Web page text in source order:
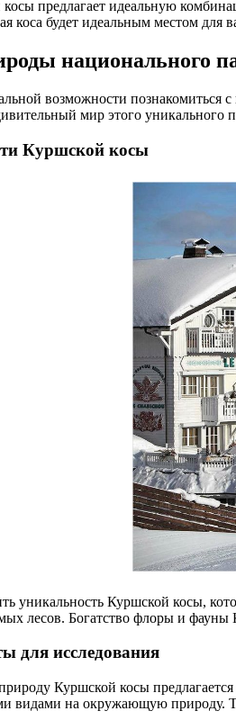
предлагает идеальную
коса будет идеальным местом для
национального
возможности познакомиться
мир этого уникального
Куршской косы
уникальность Куршской косы,
лесов. Богатство флоры и фауны
для исследования
Куршской косы
видами на окружающую природу.